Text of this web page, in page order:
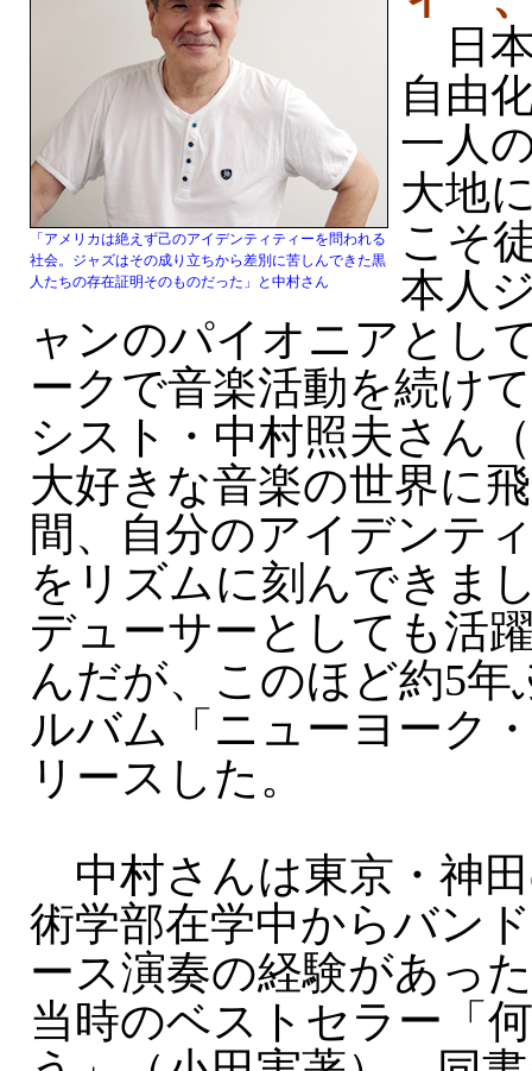
「アメリカは絶えず己のアイデンティティーを問われる
社会。ジャズはその成り立ちから差別に苦しんできた黒
人たちの存在証明そのものだった」と中村さん
日本
自由
一人
大地
こそ
本人
ャンのパイオニアとし
ークで音楽活動を続け
シスト・中村照夫さん
大好きな音楽の世界に
間、自分のアイデンテ
をリズムに刻んできま
デューサーとしても活
んだが、このほど約5
ルバム「ニューヨーク
リースした。
中村さんは東京・神
術学部在学中からバン
ース演奏の経験があっ
当時のベストセラー「